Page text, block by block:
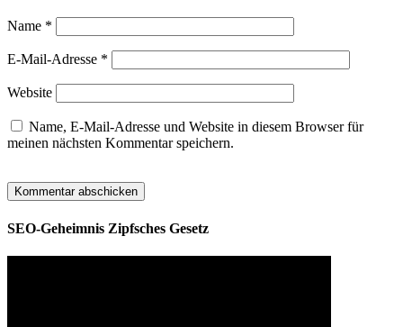
Name *
E-Mail-Adresse *
Website
Name, E-Mail-Adresse und Website in diesem Browser für
meinen nächsten Kommentar speichern.
SEO-Geheimnis Zipfsches Gesetz